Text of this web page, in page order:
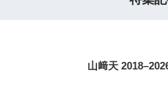
山﨑天